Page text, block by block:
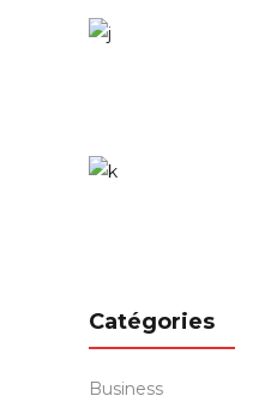
Catégories
Business